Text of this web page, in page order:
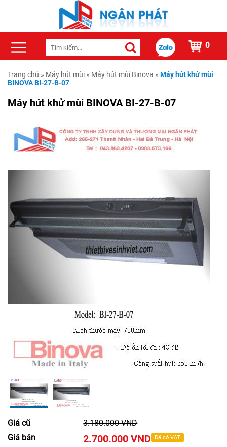
0
Trang chủ » Máy hút mùi » Máy hút mùi Binova » Máy hút khử mùi
BINOVA BI-27-B-07
Máy hút khử mùi BINOVA BI-27-B-07
Giá cũ
3.180.000 VND
Giá bán
2.700.000 VND Đã có VAT